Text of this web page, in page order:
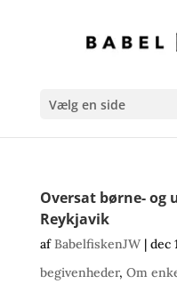
Vælg en side
Oversat børne-
Reykjavik
afBabelfiskenJW| dec
begivenheder, Om